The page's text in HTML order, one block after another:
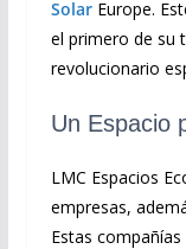
SolarEurope.
el primero de su
revolucionario
Un Espacio
LMC Espacios
empresas,
Estas